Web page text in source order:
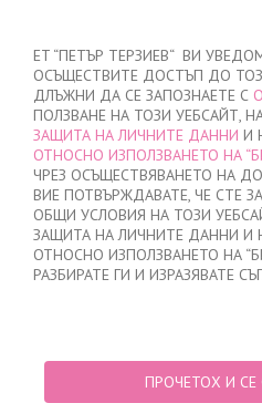
ET “ПЕТЪР ТЕРЗИЕВ“ ВИ
ОСЪЩЕСТВИТЕ ДОСТЪП ДО
ДЛЪЖНИ ДА СЕ ЗАПОЗНАЕТЕ С
ПОЛЗВАНЕ НА ТОЗИ УЕБСАЙТ,
ЗАЩИТА НА ЛИЧНИТЕ ДАННИ И
ОТНОСНО ИЗПОЛЗВАНЕТО НА
ЧРЕЗ ОСЪЩЕСТВЯВАНЕТО НА
ВИЕ ПОТВЪРЖДАВАТЕ, ЧЕ СТЕ
ОБЩИ УСЛОВИЯ НА ТОЗИ
ЗАЩИТА НА ЛИЧНИТЕ ДАННИ И
ОТНОСНО ИЗПОЛЗВАНЕТО НА
РАЗБИРАТЕ ГИ И ИЗРАЗЯВАТЕ
ПРОЧЕТОХ И СЕ
НАЧАЛО / МЪЖКО / СЛИПОВЕ /
МЪЖКИ СЛИП